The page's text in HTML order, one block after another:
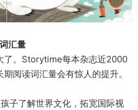
汇量
了。Storytime每本杂志近2000
阅读词汇量会有惊人的提升。
子了解世界文化，拓宽国际视